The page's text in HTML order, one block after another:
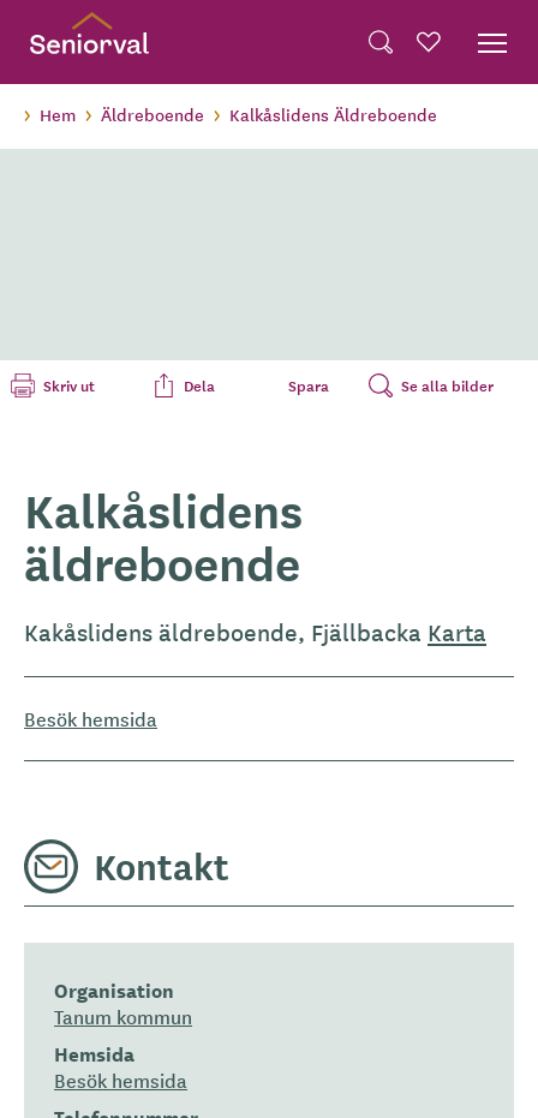
Hem Äldreboende Kalkåslidens Äldreboende
Skriv ut Dela Spara Se alla bilder
Kalkåslidens
äldreboende
Kakåslidens äldreboende, Fjällbacka Karta
Besök hemsida
Kontakt
Organisation
Tanum kommun
Hemsida
Besök hemsida
Translate